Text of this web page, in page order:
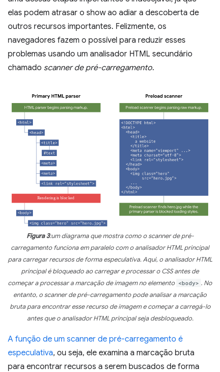
elas podem atrasar o show ao adiar a descoberta de
outros recursos importantes. Felizmente, os
navegadores fazem o possível para reduzir esses
problemas usando um analisador HTML secundário
chamado scanner de pré-carregamento.
Figura 3:um diagrama que mostra como o scanner de pré-
carregamento funciona em paralelo com o analisador HTML principal
para carregar recursos de forma especulativa. Aqui, o analisador HTML
principal é bloqueado ao carregar e processar o CSS antes de
começar a processar a marcação de imagem no elemento <body> . No
entanto, o scanner de pré-carregamento pode analisar a marcação
bruta para encontrar esse recurso de imagem e começar a carregá-lo
antes que o analisador HTML principal seja desbloqueado.
A função de um scanner de pré-carregamento é
especulativa, ou seja, ele examina a marcação bruta
para encontrar recursos a serem buscados de forma